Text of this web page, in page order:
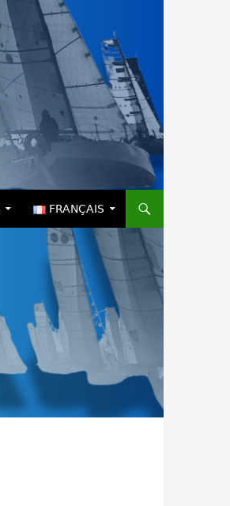
FRANÇAIS